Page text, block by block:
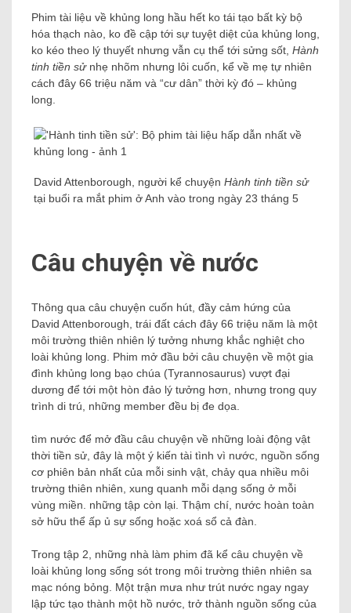
Phim tài liệu về khủng long hầu hết ko tái tạo bất kỳ bộ
hóa thạch nào, ko đề cập tới sự tuyệt diệt của khủng long,
ko kéo theo lý thuyết nhưng vẫn cụ thể tới sửng sốt, Hành
tinh tiền sử nhẹ nhõm nhưng lôi cuốn, kể về mẹ tự nhiên
cách đây 66 triệu năm và “cư dân” thời kỳ đó – khủng
long.
David Attenborough, người kể chuyện Hành tinh tiền sử
tại buổi ra mắt phim ở Anh vào trong ngày 23 tháng 5
Câu chuyện về nước
Thông qua câu chuyện cuốn hút, đầy cảm hứng của
David Attenborough, trái đất cách đây 66 triệu năm là một
môi trường thiên nhiên lý tưởng nhưng khắc nghiệt cho
loài khủng long. Phim mở đầu bởi câu chuyện về một gia
đình khủng long bạo chúa (Tyrannosaurus) vượt đại
dương để tới một hòn đảo lý tưởng hơn, nhưng trong quy
trình di trú, những member đều bị đe dọa.
tìm nước để mở đầu câu chuyện về những loài động vật
thời tiền sử, đây là một ý kiến tài tình vì nước, nguồn sống
cơ phiên bản nhất của mỗi sinh vật, chảy qua nhiều môi
trường thiên nhiên, xung quanh mỗi dạng sống ở mỗi
vùng miền. những tập còn lại. Thậm chí, nước hoàn toàn
sở hữu thể ấp ủ sự sống hoặc xoá sổ cả đàn.
Trong tập 2, những nhà làm phim đã kể câu chuyện về
loài khủng long sống sót trong môi trường thiên nhiên sa
mạc nóng bỏng. Một trận mưa như trút nước ngay ngay
lập tức tạo thành một hồ nước, trở thành nguồn sống của